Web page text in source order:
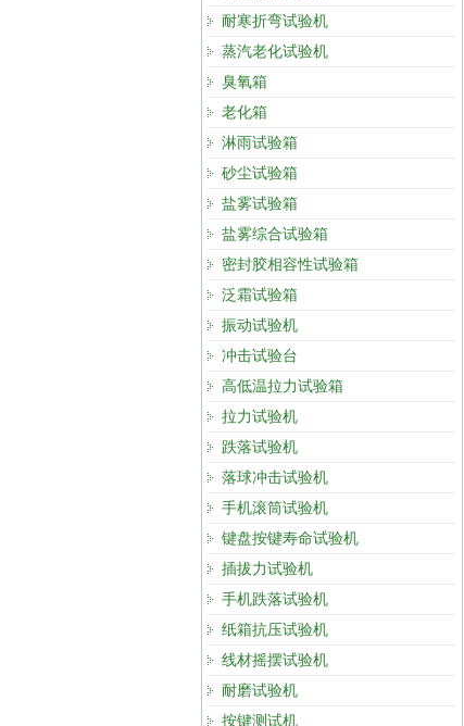
耐寒折弯试验机
蒸汽老化试验机
臭氧箱
老化箱
淋雨试验箱
砂尘试验箱
盐雾试验箱
盐雾综合试验箱
密封胶相容性试验箱
泛霜试验箱
振动试验机
冲击试验台
高低温拉力试验箱
拉力试验机
跌落试验机
落球冲击试验机
手机滚筒试验机
键盘按键寿命试验机
插拔力试验机
手机跌落试验机
纸箱抗压试验机
线材摇摆试验机
耐磨试验机
按键测试机